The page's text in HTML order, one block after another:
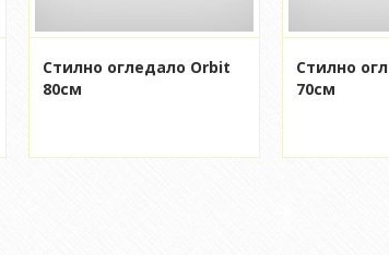
Стилно огледало Orbit
80см
Стилно
70см